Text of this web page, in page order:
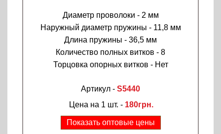
Диаметр проволоки - 2 мм
Наружный диаметр пружины - 11,8 мм
Длина пружины - 36,5 мм
Количество полных витков - 8
Торцовка опорных витков - Нет
Артикул - S5440
Цена на 1 шт. - 180грн.
Показать оптовые цены